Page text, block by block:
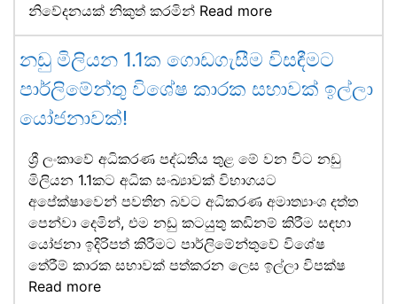
නිවේදනයක් නිකුත් කරමින් Read more
නඩු මිලියන 1.1ක ගොඩගැසීම විසඳීමට
පාර්ලිමේන්තු විශේෂ කාරක සභාවක් ඉල්ලා
යෝජනාවක්!
ශ්‍රී ලංකාවේ අධිකරණ පද්ධතිය තුළ මේ වන විට නඩු
මිලියන 1.1කට අධික සංඛ්‍යාවක් විභාගයට
අපේක්ෂාවෙන් පවතින බවට අධිකරණ අමාත්‍යාංශ දත්ත
පෙන්වා දෙමින්, එම නඩු කටයුතු කඩිනම් කිරීම සඳහා
යෝජනා ඉදිරිපත් කිරීමට පාර්ලිමේන්තුවේ විශේෂ
තේරීම් කාරක සභාවක් පත්කරන ලෙස ඉල්ලා විපක්ෂ
Read more